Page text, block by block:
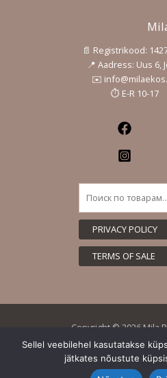
📄 Registrikood:
📍 Aadress: Uus 6,
✉️
⏱️ E-R 10-17
PRIVACY POLICY
TERMS OF SALE
Copyright © 2026 Mila
Sellel veebilehel kasutatakse
jätkates nõustute